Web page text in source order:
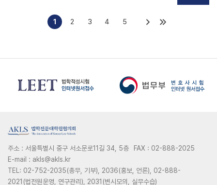
1 2 3 4 5
주소 : 서울특별시 중구 서소문로11길 34, 5층
FAX : 02-888-2025
E-mail : akls@akls.kr
TEL: 02-752-2035(총무, 기부), 2036(홍보, 언론), 02-888-
2021(법전원운영, 연구관리), 2031(변시모의, 실무수습)